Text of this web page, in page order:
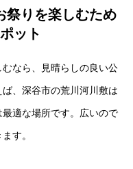
祭りを楽しむため
ット
なら、見晴らしの良い公
、深谷市の荒川河川敷は
適な場所です。広いので
す。